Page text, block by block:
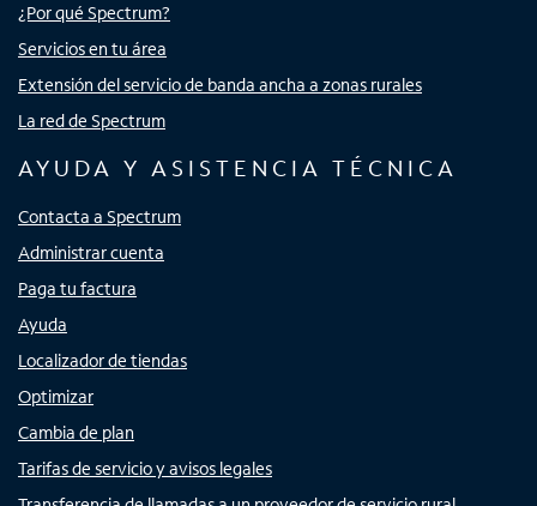
¿Por qué Spectrum?
Servicios en tu área
Extensión del servicio de banda ancha a zonas rurales
La red de Spectrum
AYUDA Y ASISTENCIA TÉCNICA
Contacta a Spectrum
Administrar cuenta
Paga tu factura
Ayuda
Localizador de tiendas
Optimizar
Cambia de plan
Tarifas de servicio y avisos legales